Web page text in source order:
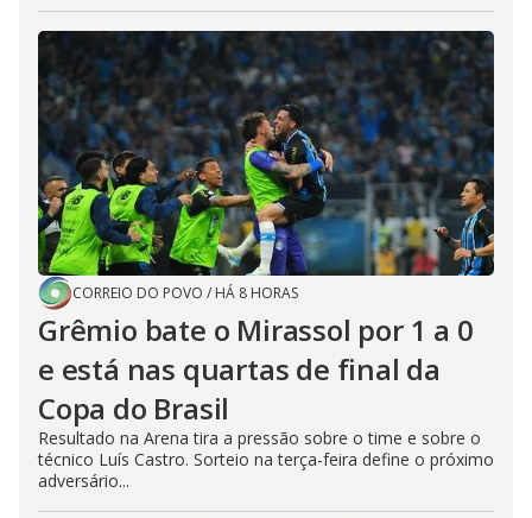
CORREIO DO POVO / HÁ 8 HORAS
Grêmio bate o Mirassol por 1 a 0
e está nas quartas de final da
Copa do Brasil
Resultado na Arena tira a pressão sobre o time e sobre o
técnico Luís Castro. Sorteio na terça-feira define o próximo
adversário...